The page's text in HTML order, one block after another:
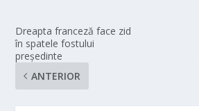
Dreapta franceză face zid
în spatele fostului
preşedinte
ANTERIOR